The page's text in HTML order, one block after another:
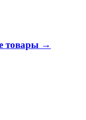
товары →